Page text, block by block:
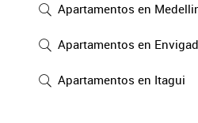
Apartamentos en
Apartamentos en
Apartamentos en Itagui